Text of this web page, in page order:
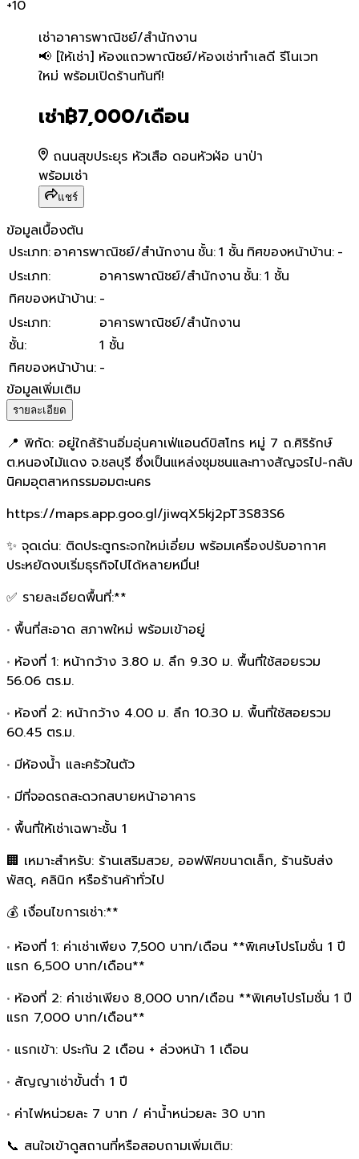
+10
เช่าอาคารพาณิชย์/สำนักงาน
📢 [ให้เช่า] ห้องแถวพาณิชย์/
📢 [ให้เช่า] ห้องแถวพาณิชย์/ห้องเช่าทำเลดี รีโนเวท
ใหม่ พร้อมเปิดร้านทันที!
เช่า฿7,000/เดือน
ถนนสุขประยุร หัวเสือ ดอนหัวฬ่อ นาป่า
พร้อมเช่า
แชร์
ข้อมูลเบื้องต้น
ประเภท: อาคารพาณิชย์/สำนักงาน ชั้น:1 ชั้น ทิศของหน้าบ้าน: -
ประเภท: อาคารพาณิชย์/สำนักงาน ชั้น:1 ชั้น
ทิศของหน้าบ้าน: -
ประเภท:
อาคารพาณิชย์/สำนักงาน
ชั้น:
1 ชั้น
ทิศของหน้าบ้าน: -
ข้อมูลเพิ่มเติม
รายละเอียด
📍 พิกัด: อยู่ใกล้ร้านอิ่มอุ่นคาเฟ่แอนด์บิสโทร หมู่ 7 ถ.ศิริรักษ์
ต.หนองไม้แดง จ.ชลบุรี ซึ่งเป็นแหล่งชุมชนและทางสัญจรไป-กลับ
นิคมอุตสาหกรรมอมตะนคร
https://maps.app.goo.gl/jiwqX5kj2pT3S83S6
✨ จุดเด่น: ติดประตูกระจกใหม่เอี่ยม พร้อมเครื่องปรับอากาศ
ประหยัดงบเริ่มธุรกิจไปได้หลายหมื่น!
✅ รายละเอียดพื้นที่:**
• พื้นที่สะอาด สภาพใหม่ พร้อมเข้าอยู่
• ห้องที่ 1: หน้ากว้าง 3.80 ม. ลึก 9.30 ม. พื้นที่ใช้สอยรวม
56.06 ตร.ม.
• ห้องที่ 2: หน้ากว้าง 4.00 ม. ลึก 10.30 ม. พื้นที่ใช้สอยรวม
60.45 ตร.ม.
• มีห้องน้ำ และครัวในตัว
• มีที่จอดรถสะดวกสบายหน้าอาคาร
• พื้นที่ให้เช่าเฉพาะชั้น 1
🏢 เหมาะสำหรับ: ร้านเสริมสวย, ออฟฟิศขนาดเล็ก, ร้านรับส่ง
พัสดุ, คลินิก หรือร้านค้าทั่วไป
💰 เงื่อนไขการเช่า:**
• ห้องที่ 1: ค่าเช่าเพียง 7,500 บาท/เดือน **พิเศษโปรโมชั่น 1 ปี
แรก 6,500 บาท/เดือน**
• ห้องที่ 2: ค่าเช่าเพียง 8,000 บาท/เดือน **พิเศษโปรโมชั่น 1 ปี
แรก 7,000 บาท/เดือน**
• แรกเข้า: ประกัน 2 เดือน + ล่วงหน้า 1 เดือน
• สัญญาเช่าขั้นต่ำ 1 ปี
• ค่าไฟหน่วยละ 7 บาท / ค่าน้ำหน่วยละ 30 บาท
📞 สนใจเข้าดูสถานที่หรือสอบถามเพิ่มเติม: